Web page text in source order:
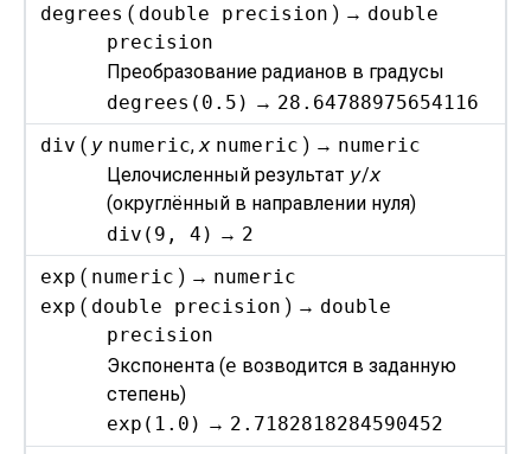
degrees ( double precision ) → double
precision
Преобразование радианов в градусы
degrees(0.5) → 28.64788975654116
div ( y numeric,x numeric ) → numeric
Целочисленный результат y/x
(округлённый в направлении нуля)
div(9, 4) → 2
exp ( numeric ) → numeric
exp ( double precision ) → double
precision
Экспонента (e возводится в заданную
степень)
exp(1.0) → 2.7182818284590452